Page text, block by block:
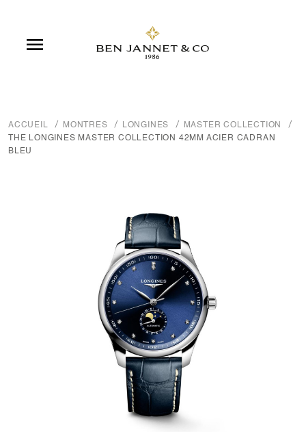

ACCUEIL MONTRES LONGINES
MASTER COLLECTION
THE LONGINES MASTER COLLECTION 42MM ACIER CADRAN
BLEU